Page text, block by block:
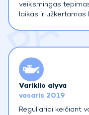
veiksmingas
laikas ir užkertamas
Variklio alyva
vasaris 2019
Reguliariai keičiant